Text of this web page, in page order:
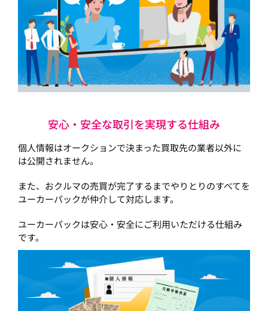
安心・安全な取引を実現する仕組み
個人情報はオークションで決まった買取先の業者以外に
は公開されません。
また、おクルマの売買が完了するまでやりとりのすべてを
ユーカーパックが仲介して対応します。
ユーカーパックは安心・安全にご利用いただける仕組み
です。